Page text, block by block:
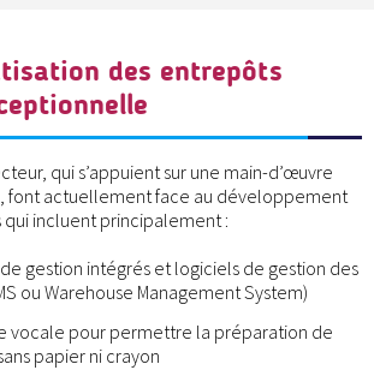
des entrepôts
qui s’appuient sur une main-d’œuvre
font actuellement face au développement
qui incluent principalement :
gestion intégrés et logiciels de gestion des
ou Warehouse Management System)
vocale pour permettre la préparation de
papier ni crayon